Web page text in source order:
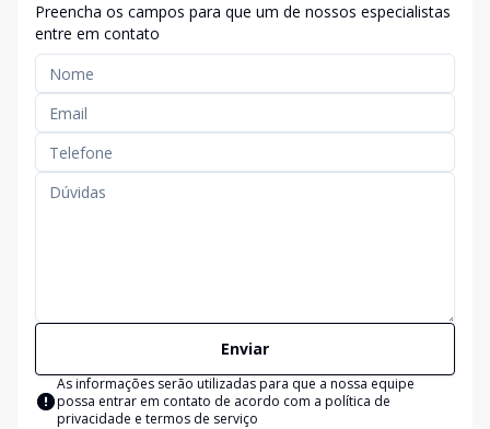
Preencha os campos para que um de nossos especialistas
entre em contato
Enviar
As informações serão utilizadas para que a nossa equipe
possa entrar em contato de acordo com a política de
privacidade e termos de serviço